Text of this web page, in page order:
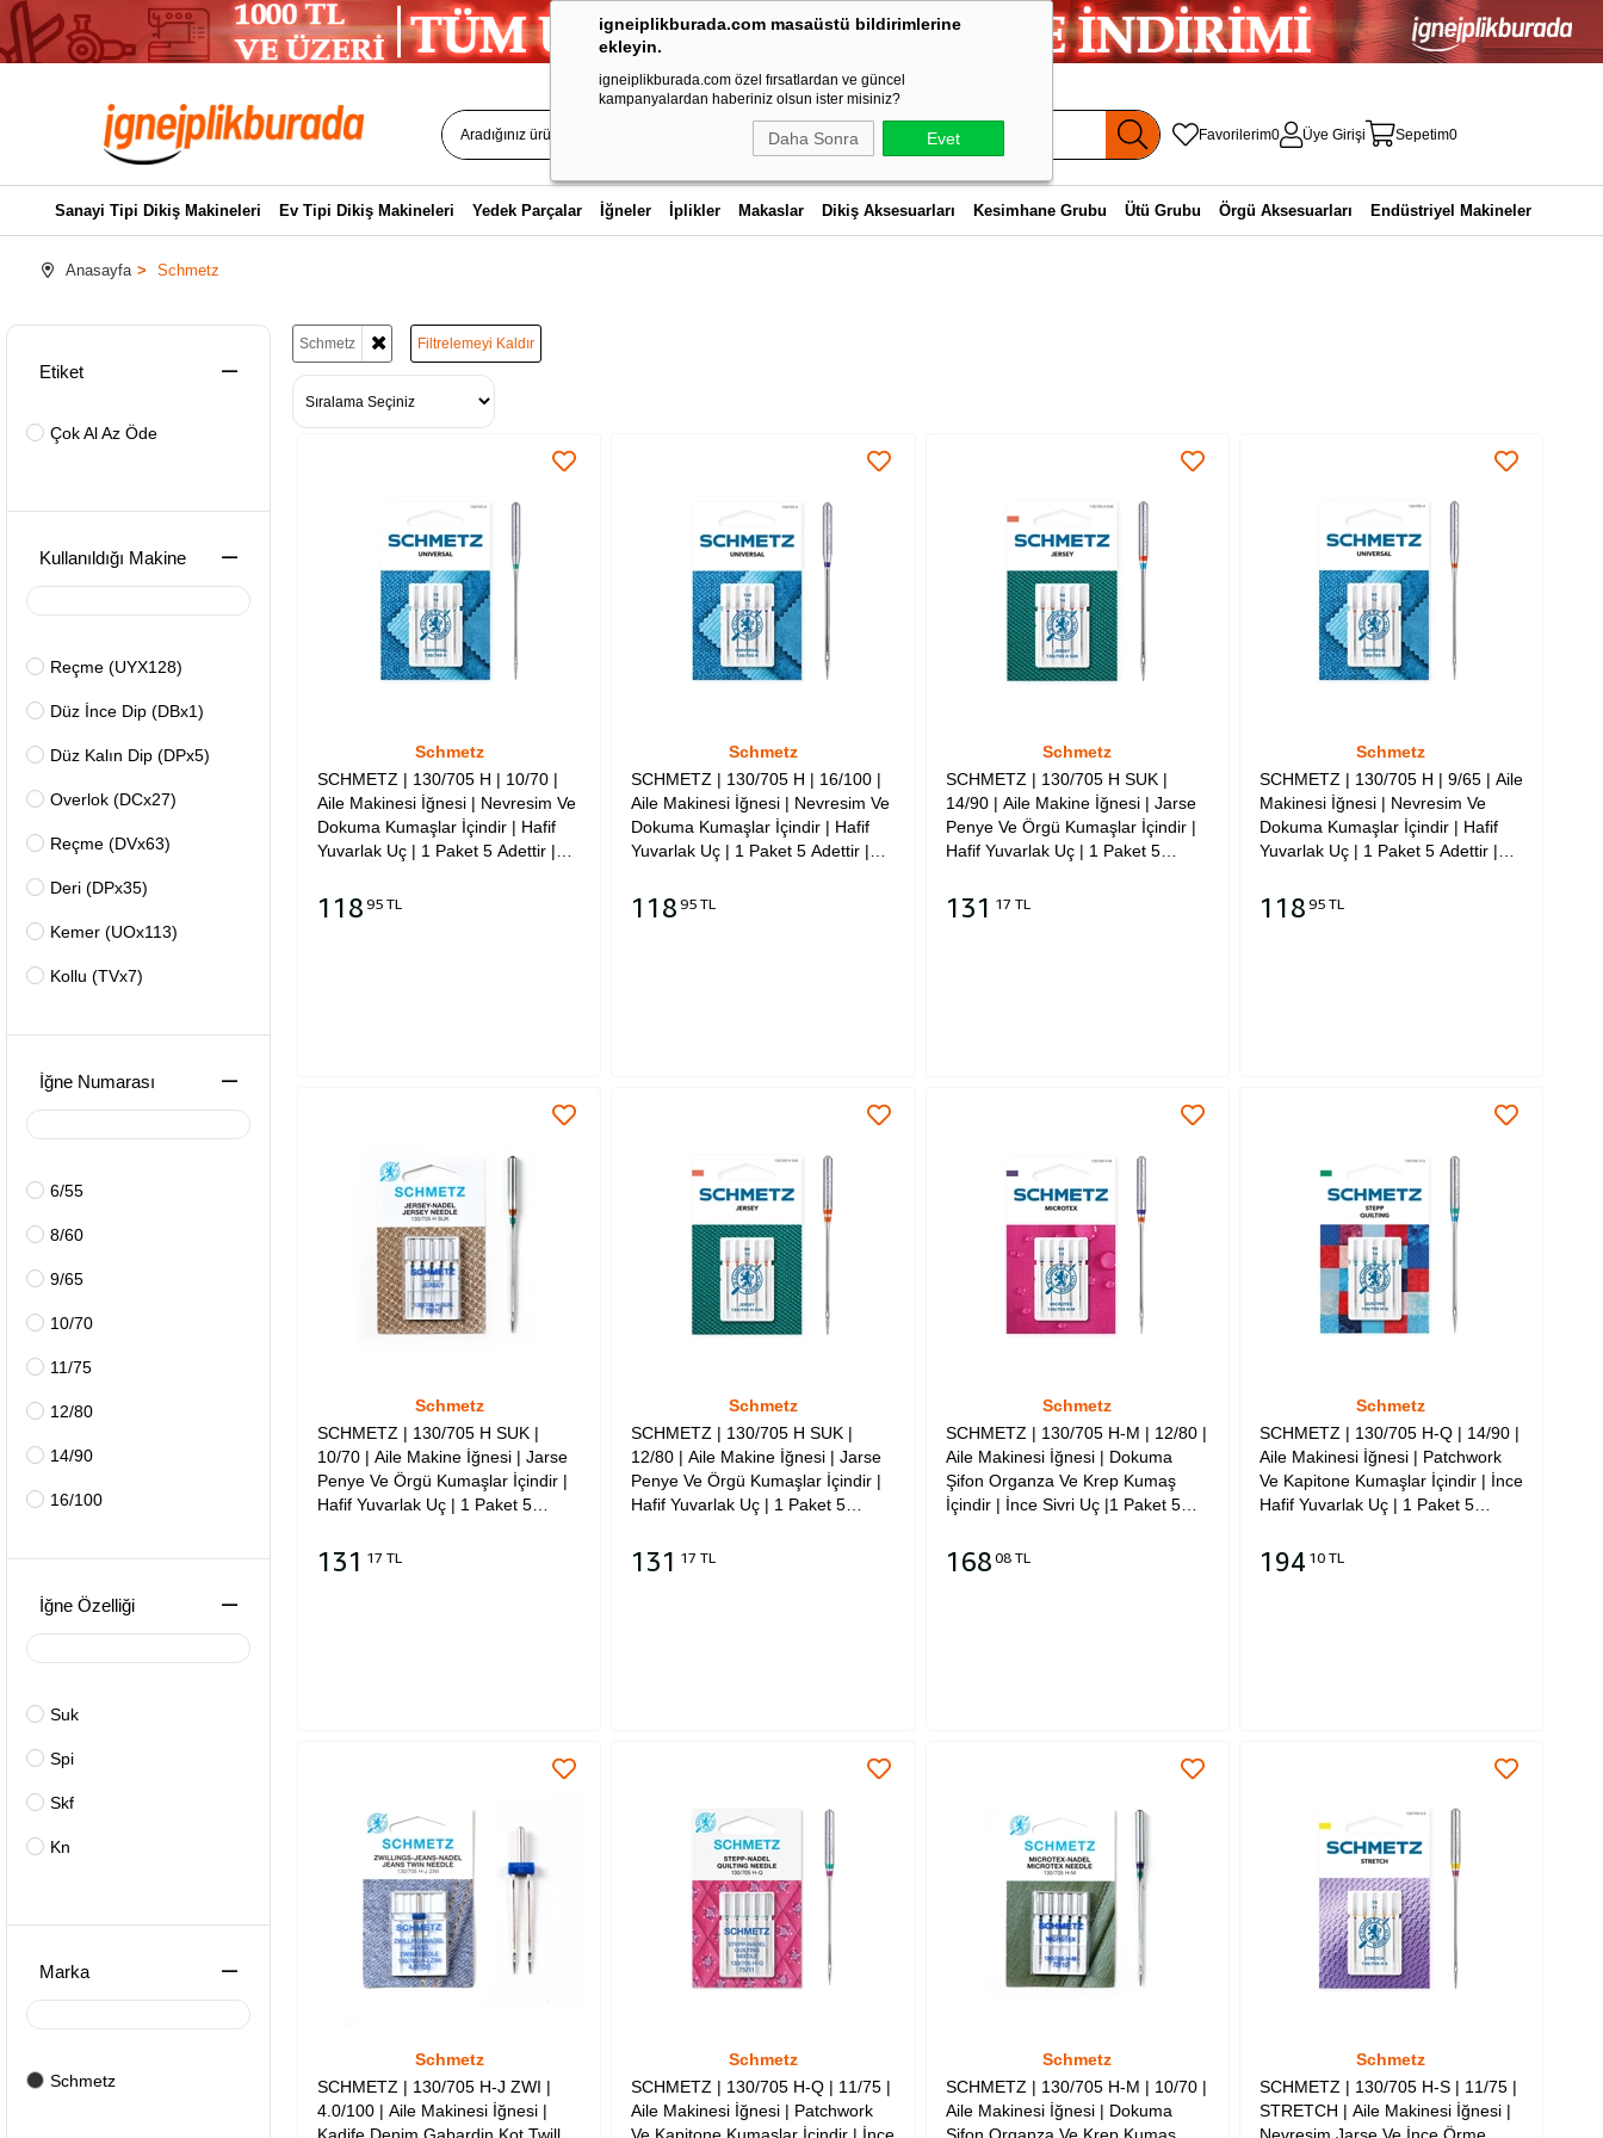
igneiplikburada.com masaüstü bildirimlerine
ekleyin.
igneiplikburada.com özel fırsatlardan ve güncel
kampanyalardan haberiniz olsun ister misiniz?
Daha Sonra Evet Favorilerim0 Üye Girişi Sepetim0
Sanayi Tipi Dikiş Makineleri Ev Tipi Dikiş Makineleri Yedek Parçalar İğneler İplikler Makaslar Dikiş Aksesuarları Kesimhane Grubu Ütü Grubu Örgü Aksesuarları Endüstriyel Makineler
Anasayfa Schmetz
Etiket
Çok Al Az Öde
Kullanıldığı Makine
Reçme (UYX128)
Düz İnce Dip (DBx1)
Düz Kalın Dip (DPx5)
Overlok (DCx27)
Reçme (DVx63)
Deri (DPx35)
Kemer (UOx113)
Kollu (TVx7)
Düğme (TQx7)
Nakış (DBxK5)
İğne Numarası
6/55
8/60
9/65
10/70
11/75
12/80
14/90
16/100
22/140
İğne Özelliği
Suk
Spi
Skf
Kn
Marka
Schmetz
Schmetz Filtrelemeyi Kaldır
Schmetz
SCHMETZ | 130/705 H | 10/70 |
Aile Makinesi İğnesi | Nevresim Ve
Dokuma Kumaşlar İçindir | Hafif
Yuvarlak Uç | 1 Paket 5 Adettir |
Uyumludur
118 95 TL
Schmetz
SCHMETZ | 130/705 H | 16/100 |
Aile Makinesi İğnesi | Nevresim Ve
Dokuma Kumaşlar İçindir | Hafif
Yuvarlak Uç | 1 Paket 5 Adettir |
Uyumludur
118 95 TL
Schmetz
SCHMETZ | 130/705 H SUK |
14/90 | Aile Makine İğnesi | Jarse
Penye Ve Örgü Kumaşlar İçindir |
Hafif Yuvarlak Uç | 1 Paket 5
Makineler İle Uyumludur
131 17 TL
Schmetz
SCHMETZ | 130/705 H | 9/65 | Aile
Makinesi İğnesi | Nevresim Ve
Dokuma Kumaşlar İçindir | Hafif
Yuvarlak Uç | 1 Paket 5 Adettir |
Uyumludur
118 95 TL
Schmetz
SCHMETZ | 130/705 H SUK |
10/70 | Aile Makine İğnesi | Jarse
Penye Ve Örgü Kumaşlar İçindir |
Hafif Yuvarlak Uç | 1 Paket 5
Makineler İle Uyumludur
131 17 TL
Schmetz
SCHMETZ | 130/705 H SUK |
12/80 | Aile Makine İğnesi | Jarse
Penye Ve Örgü Kumaşlar İçindir |
Hafif Yuvarlak Uç | 1 Paket 5
Makineler İle Uyumludur
131 17 TL
Schmetz
SCHMETZ | 130/705 H-M | 12/80 |
Aile Makinesi İğnesi | Dokuma
Şifon Organza Ve Krep Kumaş
İçindir | İnce Sivri Uç |1 Paket 5
Makineler İle Uyumludur
168 08 TL
Schmetz
SCHMETZ | 130/705 H-Q | 14/90 |
Aile Makinesi İğnesi | Patchwork
Ve Kapitone Kumaşlar İçindir | İnce
Hafif Yuvarlak Uç | 1 Paket 5
Makineler İle Uyumludur
194 10 TL
Schmetz
SCHMETZ | 130/705 H-J ZWI |
4.0/100 | Aile Makinesi İğnesi |
Schmetz
SCHMETZ | 130/705 H-Q | 11/75 |
Aile Makinesi İğnesi | Patchwork
Schmetz
SCHMETZ | 130/705 H-M | 10/70 |
Aile Makinesi İğnesi | Dokuma
Schmetz
SCHMETZ | 130/705 H-S | 11/75 |
STRETCH | Aile Makinesi İğnesi |